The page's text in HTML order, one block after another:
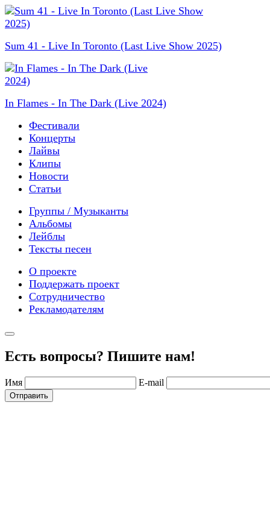
Sum 41 - Live In Toronto (Last Live Show 2025)
In Flames - In The Dark (Live 2024)
Фестивали
Концерты
Лайвы
Клипы
Новости
Статьи
Группы / Музыканты
Альбомы
Лейблы
Тексты песен
О проекте
Поддержать проект
Сотрудничество
Рекламодателям
Есть вопросы? Пишите нам!
Имя E-mail